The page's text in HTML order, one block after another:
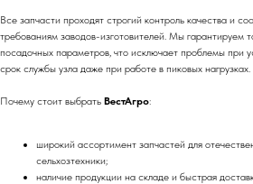
Все запчасти проходят строгий контроль качества и
требованиям заводов-изготовителей. Мы гарантируем
посадочных параметров, что исключает проблемы при
срок службы узла даже при работе в пиковых нагрузках.
Почему стоит выбрать ВестАгро:
широкий ассортимент запчастей для
сельхозтехники;
наличие продукции на складе и быстрая